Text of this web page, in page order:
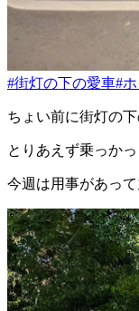
#街灯の下の愛車#
ちょい前に街灯の
とりあえず乗っか
今週は用事があっ